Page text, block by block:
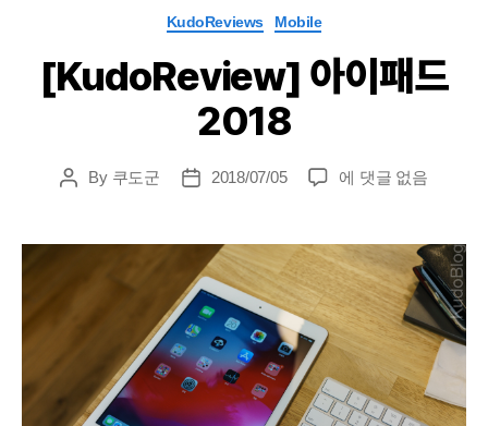
Categories
KudoReviews Mobile
[KudoReview] 아이패드
2018
PostBy 쿠도군
Post2018/07/05
[KudoReview]
패
드
2018
에 댓글 없음